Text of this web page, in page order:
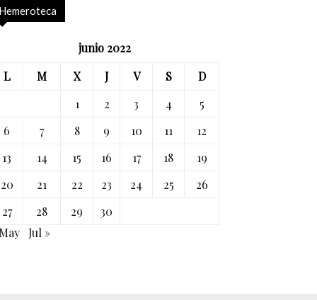
Hemeroteca
junio 2022
L
M X J V S
D
1
2 3 4
5
6
7 8 9 10 11
12
13
14 15 16 17 18
19
20
21 22 23 24 25
26
27
28 29
30
Jul »